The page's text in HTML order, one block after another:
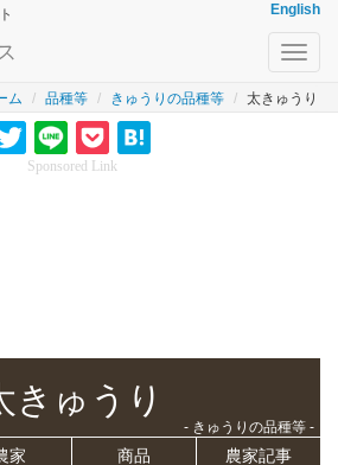
English
ム 品種等 きゅうりの品種等 太きゅうり
Sponsored Link
きゅうり
- きゅうりの品種等 -
家 商品 農家記事